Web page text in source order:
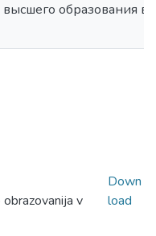
образования в
v
Down
load